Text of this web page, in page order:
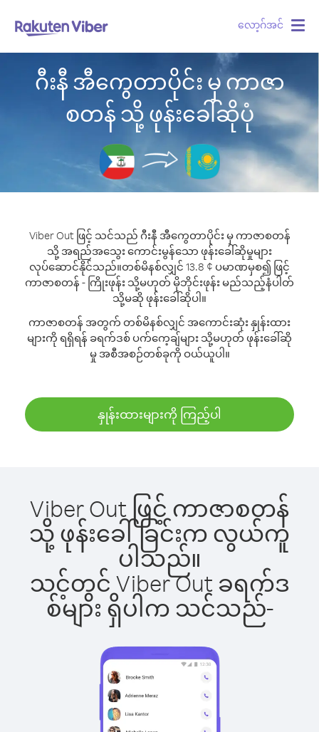
လော့ဂ်အင်
ဂီးနီ အီကွေတာပိုင်း မှ ကာဇာ
စတန် သို့ ဖုန်းခေါ်ဆိုပုံ
Viber Out ဖြင့် သင်သည် ဂီးနီ အီကွေတာပိုင်း မှ ကာဇာစတန်
သို့ အရည်အသွေး ကောင်းမွန်သော ဖုန်းခေါ်ဆိုမှုများ
လုပ်ဆောင်နိုင်သည်။တစ်မိနစ်လျှင် 13.8 ¢ ပမာဏမှစ၍ ဖြင့်
ကာဇာစတန် - ကြိုးဖုန်း သို့မဟုတ် မိုဘိုင်းဖုန်း မည်သည့်နံပါတ်
သို့မဆို ဖုန်းခေါ်ဆိုပါ။
ကာဇာစတန် အတွက် တစ်မိနစ်လျှင် အကောင်းဆုံး နှုန်းထား
များကို ရရှိရန် ခရက်ဒစ် ပက်ကေ့ချ်များ သို့မဟုတ် ဖုန်းခေါ်ဆို
မှု အစီအစဉ်တစ်ခုကို ဝယ်ယူပါ။
နှုန်းထားများကို ကြည့်ပါ
Viber Out ဖြင့် ကာဇာစတန်
သို့ ဖုန်းခေါ်ခြင်းက လွယ်ကူ
ပါသည်။
သင့်တွင် Viber Out ခရက်ဒ
စ်များ ရှိပါက သင်သည်-